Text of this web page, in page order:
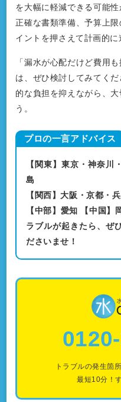
を大幅に軽減できる可能
正確な書類準備、予算上
イントを押さえて計画的に
「漏水が心配だけど費用
は、ぜひ検討してみてく
的な負担を抑えながら、
う。
【関東】東京・神奈川
島
【関西】大阪・京都・
【中部】愛知 【中国】
ラブルが起きたら、ぜ
ださいませ！
トラブルの発生箇
最短10分！